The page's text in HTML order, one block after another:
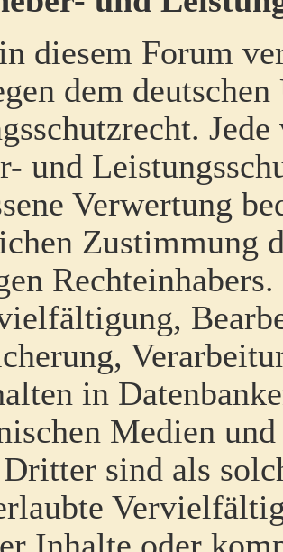
diesem Forum
dem
und
Verwertung
Zustimmung
in
Medien
sind als